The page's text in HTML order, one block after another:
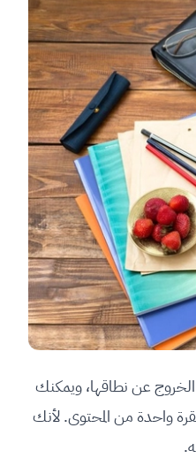
الخروج عن نطاقها، ويمكنك
واحدة من المحتوى. لأنك